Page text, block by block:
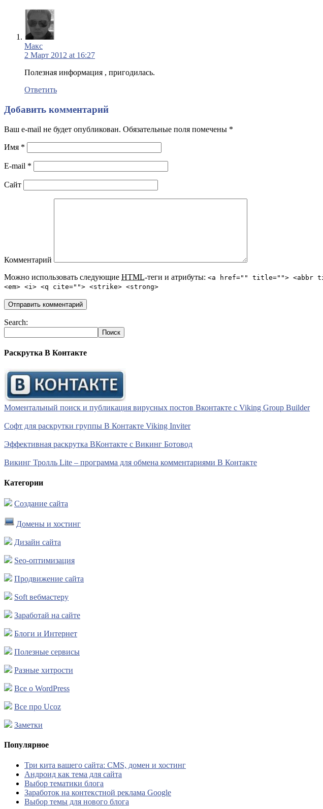
Макс
2 Март 2012 at 16:27
Полезная информация , пригодилась.
Ответить
Добавить комментарий
Ваш e-mail не будет опубликован. Обязательные поля помечены *
Имя *
E-mail *
Сайт
Комментарий
Можно использовать следующие HTML-теги и атрибуты: <a href="" title=""> <abbr
<em> <i> <q cite=""> <strike> <strong>
Search:
Раскрутка В Контакте
Моментальный поиск и публикация вирусных постов Вконтакте с Viking Group Builder
Софт для раскрутки группы В Контакте Viking Inviter
Эффективная раскрутка ВКонтакте с Викинг Ботовод
Викинг Тролль Lite – программа для обмена комментариями В Контакте
Категории
Создание сайта
Домены и хостинг
Дизайн сайта
Seo-оптимизация
Продвижение сайта
Soft вебмастеру
Заработай на сайте
Блоги и Интернет
Полезные сервисы
Разные хитрости
Все о WordPress
Все про Ucoz
Заметки
Популярное
Три кита вашего сайта: CMS, домен и хостинг
Андроид как тема для сайта
Выбор тематики блога
Заработок на контекстной реклама Google
Выбор темы для нового блога